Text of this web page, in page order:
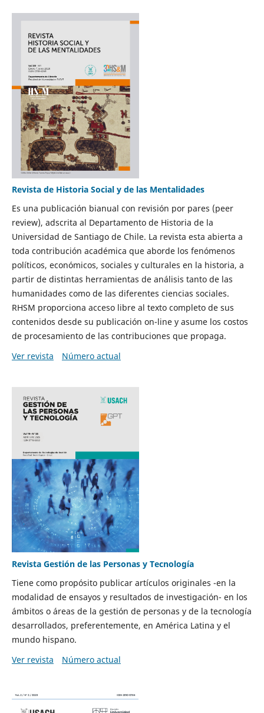
Revista de Historia Social y de las Mentalidades
Es una publicación bianual con revisión por pares (peer
review), adscrita al Departamento de Historia de la
Universidad de Santiago de Chile. La revista esta abierta a
toda contribución académica que aborde los fenómenos
políticos, económicos, sociales y culturales en la historia, a
partir de distintas herramientas de análisis tanto de las
humanidades como de las diferentes ciencias sociales.
RHSM proporciona acceso libre al texto completo de sus
contenidos desde su publicación on-line y asume los costos
de procesamiento de las contribuciones que propaga.
Ver revista
Número actual
Revista Gestión de las Personas y Tecnología
Tiene como propósito publicar artículos originales -en la
modalidad de ensayos y resultados de investigación- en los
ámbitos o áreas de la gestión de personas y de la tecnología
desarrollados, preferentemente, en América Latina y el
mundo hispano.
Ver revista
Número actual